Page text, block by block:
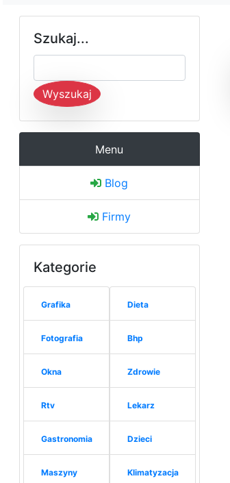
Szukaj...
Wyszukaj
Menu
Blog
Firmy
Kategorie
Grafika
Fotografia
Okna
Rtv
Gastronomia
Maszyny
Dieta
Bhp
Zdrowie
Lekarz
Dzieci
Klimatyzacja